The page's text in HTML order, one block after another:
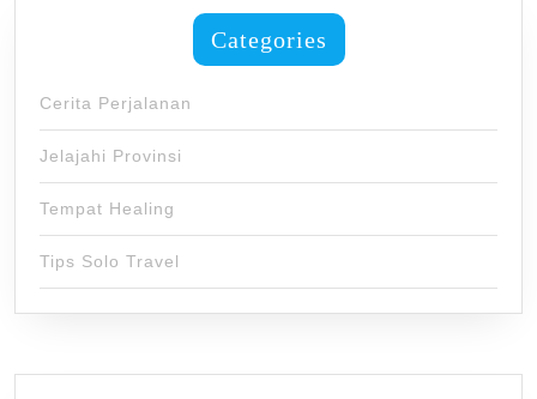
Categories
Cerita Perjalanan
Jelajahi Provinsi
Tempat Healing
Tips Solo Travel